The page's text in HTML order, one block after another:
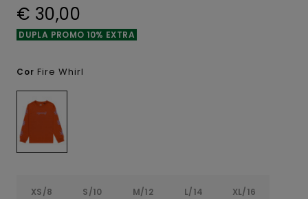
€ 30,00
DUPLA PROMO 10% EXTRA
Cor Fire Whirl
XS/8 S/10 M/12 L/14 XL/16